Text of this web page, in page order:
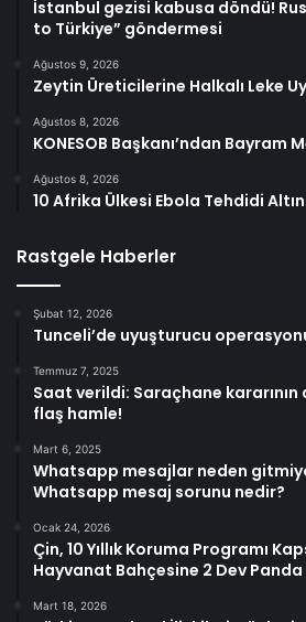
İstanbul gezisi kabusa döndü!
to Türkiye” göndermesi
Ağustos 9, 2026
Zeytin Üreticilerine Halkalı Leke
Ağustos 8, 2026
KONESOB Başkanı’ndan Bayram
Ağustos 8, 2026
10 Afrika Ülkesi Ebola Tehdidi
Rastgele Haberler
Şubat 12, 2026
Tunceli’de uyuşturucu
Temmuz 7, 2025
Saat verildi: Saraçhane kararının
flaş hamle!
Mart 6, 2025
Whatsapp mesajlar neden
Whatsapp mesaj sorunu nedir?
Ocak 24, 2026
Çin, 10 Yıllık Koruma Programı
Hayvanat Bahçesine 2 Dev
Mart 18, 2026